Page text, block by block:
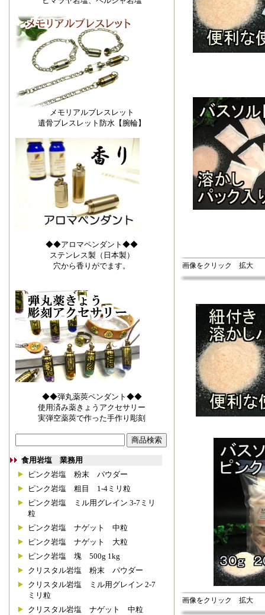
メモリアルブレスレット
遺骨ブレスレット防水【腕輪】
◆◆アロマペンダント◆◆
ステンレス製（日本製）
穴から香りがでます。
◆◆弾丸薬莢ペンダント◆◆
使用済み薬きょうアクセサリー
実弾空薬莢で作った手作り彫刻
食用岩塩 業務用
ピンク岩塩 粉末 パウダー
ピンク岩塩 粗目 1-4ミリ粒
ピンク岩塩 ミル用グレイン 3-7ミリ
粒
ピンク岩塩 ナゲット 中粒
ピンク岩塩 ナゲット 大粒
ピンク岩塩 塊 500g 1kg
クリスタル岩塩 粉末 パウダー
クリスタル岩塩 ミル用グレイン 2-7
ミリ粒
クリスタル岩塩 ナゲット 中粒
画像をクリック 拡大
画像をクリック 拡大